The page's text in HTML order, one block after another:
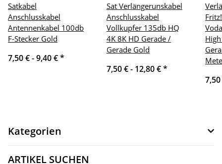
Satkabel
Anschlusskabel
Antennenkabel 100db
F-Stecker Gold
7,50 € -9,40 €*
Sat Verlängerunskabel
Anschlusskabel
Vollkupfer 135db HQ
4K 8K HD Gerade /
Gerade Gold
7,50 € - 12,80 €*
Kategorien
ARTIKEL SUCHEN